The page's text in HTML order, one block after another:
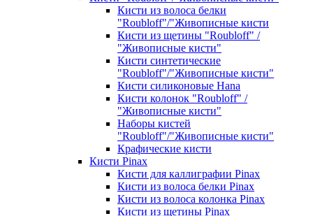
Кисти из волоса белки
"Roubloff"/"Живописные кисти
Кисти из щетины "Roubloff" /
"Живописные кисти"
Кисти синтетические
"Roubloff"/"Живописные кисти"
Кисти силиконовые Hana
Кисти колонок "Roubloff" /
"Живописные кисти"
Наборы кистей
"Roubloff"/"Живописные кисти"
Крафические кисти
Кисти Pinax
Кисти для каллиграфии Pinax
Кисти из волоса белки Pinax
Кисти из волоса колонка Pinax
Кисти из щетины Pinax